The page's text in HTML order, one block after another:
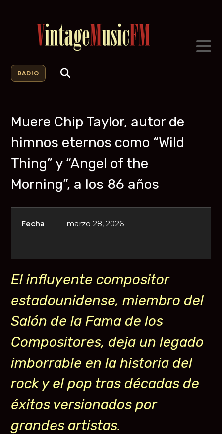
RADIO
Muere Chip Taylor, autor de
himnos eternos como “Wild
Thing” y “Angel of the
Morning”, a los 86 años
Fecha marzo 28, 2026
El influyente compositor
estadounidense, miembro del
Salón de la Fama de los
Compositores, deja un legado
imborrable en la historia del
rock y el pop tras décadas de
éxitos versionados por
grandes artistas.